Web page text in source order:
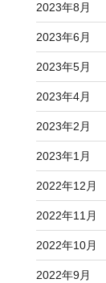
2023年8月
2023年6月
2023年5月
2023年4月
2023年2月
2023年1月
2022年12月
2022年11月
2022年10月
2022年9月